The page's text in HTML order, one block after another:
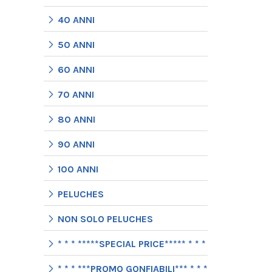
40 ANNI
50 ANNI
60 ANNI
70 ANNI
80 ANNI
90 ANNI
100 ANNI
PELUCHES
NON SOLO PELUCHES
* * * *****SPECIAL PRICE***** * * *
* * * ***PROMO GONFIABILI*** * * *